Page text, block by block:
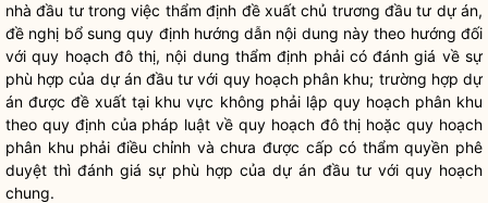
nhà đầu tư trong việc thẩm định đề xuất chủ trương đầu tư dự án,
đề nghị bổ sung quy định hướng dẫn nội dung này theo hướng đối
với quy hoạch đô thị, nội dung thẩm định phải có đánh giá về sự
phù hợp của dự án đầu tư với quy hoạch phân khu; trường hợp dự
án được đề xuất tại khu vực không phải lập quyhoạch phân khu
theo quy định của pháp luật về quy hoạch đô thị hoặc quy hoạch
phân khu phải điều chỉnh và chưa được cấp có thẩmquyền phê
duyệt thì đánh giá sự phù hợp của dự án đầu tư với quy hoạch
chung.